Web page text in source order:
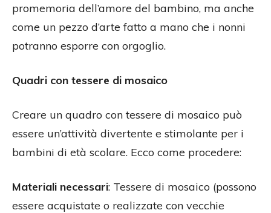
promemoria dell’amore del bambino, ma anche
come un pezzo d’arte fatto a mano che i nonni
potranno esporre con orgoglio.
Quadri con tessere di mosaico
Creare un quadro con tessere di mosaico può
essere un’attività divertente e stimolante per i
bambini di età scolare. Ecco come procedere:
Materiali necessari: Tessere di mosaico (possono
essere acquistate o realizzate con vecchie